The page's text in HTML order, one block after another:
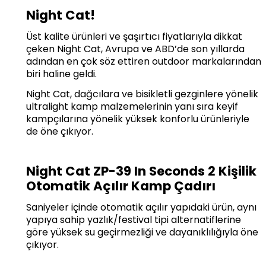
Night Cat!
Üst kalite ürünleri ve şaşırtıcı fiyatlarıyla dikkat
çeken Night Cat, Avrupa ve ABD’de son yıllarda
adından en çok söz ettiren outdoor markalarından
biri haline geldi.
Night Cat, dağcılara ve bisikletli gezginlere yönelik
ultralight kamp malzemelerinin yanı sıra keyif
kampçılarına yönelik yüksek konforlu ürünleriyle
de öne çıkıyor.
Night Cat ZP-39 In Seconds 2 Kişilik
Otomatik Açılır Kamp Çadırı
Saniyeler içinde otomatik açılır yapıdaki ürün, aynı
yapıya sahip yazlık/festival tipi alternatiflerine
göre yüksek su geçirmezliği ve dayanıklılığıyla öne
çıkıyor.